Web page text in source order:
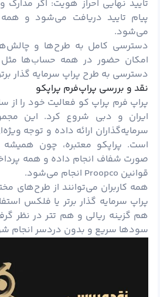
تایید نهایی احراز هویت: اگر
پیام تایید دریافت می‌شود و
می‌شود.
دسترسی کامل به طرح‌ها و چالش‌ها:
امکان حضور در همه حساب‌ها مثل
دسترسی به طرح پراپ سرمایه گذار
نقد و بررسی پراپ‌فرم پراپکو
ایران و دبی شروع کرد. این
سرمایه‌گذاران ارائه داده و توجه
است. پراپکو معتبره، چون
صورت شفاف انجام داده و همه
قوانین Proopco انجام می‌شود.
همه کاربران می‌توانند از طرح‌های
پراپ سرمایه گذار برتر یا فلکس
هم گزینه ریالی و هم تتر در نظر
سودها سریع و بدون دردسر انجام